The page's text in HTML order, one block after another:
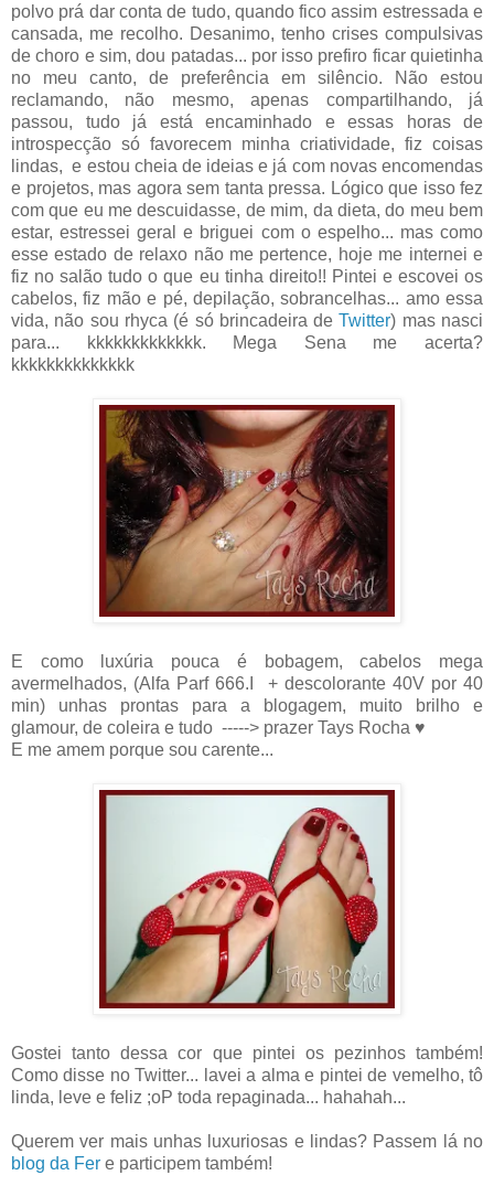
polvo prá dar conta de tudo, quando fico assim estressada e
cansada, me recolho. Desanimo, tenho crises compulsivas
de choro e sim, dou patadas... por isso prefiro ficar quietinha
no meu canto, de preferência em silêncio. Não estou
reclamando, não mesmo, apenas compartilhando, já
passou, tudo já está encaminhado e essas horas de
introspecção só favorecem minha criatividade, fiz coisas
lindas, e estou cheia de ideias e já com novas encomendas
e projetos, mas agora sem tanta pressa. Lógico que isso fez
com que eu me descuidasse, de mim, da dieta, do meu bem
estar, estressei geral e briguei com o espelho... mas como
esse estado de relaxo não me pertence, hoje me internei e
fiz no salão tudo o que eu tinha direito!! Pintei e escovei os
cabelos, fiz mão e pé, depilação, sobrancelhas... amo essa
vida, não sou rhyca (é só brincadeira deTwitter) mas nasci
para... kkkkkkkkkkkkk. Mega Sena me acerta?
kkkkkkkkkkkkkk
E como luxúria pouca é bobagem, cabelos mega
avermelhados, (Alfa Parf 666.I + descolorante 40V por 40
min) unhas prontas para a blogagem, muito brilho e
glamour, de coleira e tudo -----> prazer Tays Rocha ♥
E me amem porque sou carente...
Gostei tanto dessa cor que pintei os pezinhos também!
Como disse no Twitter... lavei a alma e pintei de vemelho, tô
linda, leve e feliz ;oP toda repaginada... hahahah...
Querem ver mais unhas luxuriosas e lindas? Passem lá no
blog da Fer e participem também!